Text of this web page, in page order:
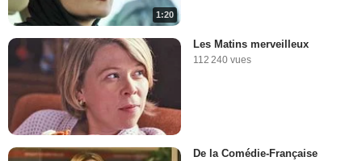
1:20
Les Matins merveilleux
112 240 vues
De la Comédie-Française